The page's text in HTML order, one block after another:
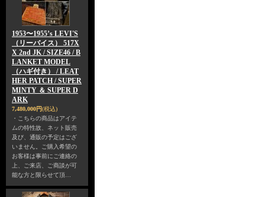
1953〜1955’s LEVI'S
（リーバイス） 517X
X 2nd JK / SIZE46 / B
LANKET MODEL
（ハギ付き） / LEAT
HER PATCH / SUPER
MINTY ＆ SUPER D
ARK
7,480,000円(税込)
・こちらの商品はアイテ
ムの特性故、ネット販売
及び、通販の予定はござ
いません。ご購入希望の
お客様は事前にご連絡の
上、ご来店、ご商談が可
能な方と限らせて頂…